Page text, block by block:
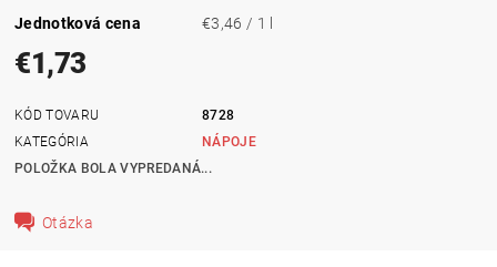
Jednotková cena
€3,46 / 1 l
€1,73
KÓD TOVARU
8728
KATEGÓRIA
NÁPOJE
POLOŽKA BOLA VYPREDANÁ...
Otázka